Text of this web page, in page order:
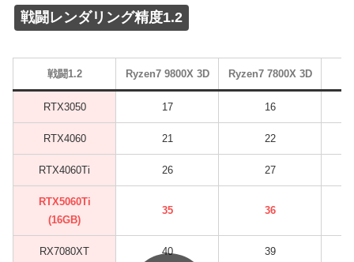
戦闘レンダリング精度1.2
戦闘1.2 Ryzen7 9800X 3D Ryzen7 7800X 3D
RTX3050 17 16
RTX4060 21 22
RTX4060Ti 26 27
RTX5060Ti
(16GB)
35 36
RX7080XT 40 39